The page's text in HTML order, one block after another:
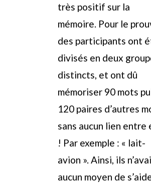
très positif sur la
mémoire. Pour le
des participants ont
divisés en deux
distincts, et ont dû
mémoriser 90 mots
120 paires d’autres
sans aucun lien entre
! Par exemple : « lait-
avion ». Ainsi, ils
aucun moyen de